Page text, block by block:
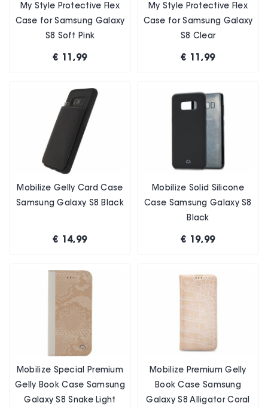
My Style Protective Flex
Case for Samsung Galaxy
S8 Soft Pink
€ 11,99
My Style Protective Flex
Case for Samsung Galaxy
S8 Clear
€ 11,99
Mobilize Gelly Card Case
Samsung Galaxy S8 Black
€ 14,99
Mobilize Solid Silicone
Case Samsung Galaxy S8
Black
€ 19,99
Mobilize Special Premium
Gelly Book Case Samsung
Galaxy S8 Snake Light
Mobilize Premium Gelly
Book Case Samsung
Galaxy S8 Alligator Coral